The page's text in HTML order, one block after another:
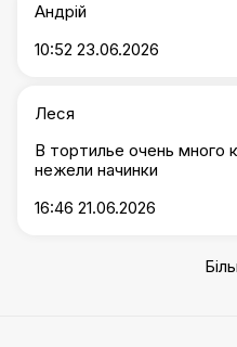
Андрій
10:52 23.06.2026
Леся
В тортилье очень много
нежели начинки
16:46 21.06.2026